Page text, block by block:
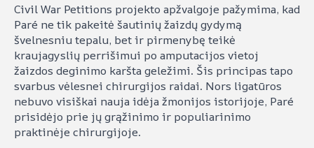
Civil War Petitions projekto apžvalgoje pažymima, kad
Paré ne tik pakeitė šautinių žaizdų gydymą
švelnesniu tepalu, bet ir pirmenybę teikė
kraujagyslių perrišimui po amputacijos vietoj
žaizdos deginimo karšta geležimi. Šis principas tapo
svarbus vėlesnei chirurgijos raidai. Nors ligatūros
nebuvo visiškai nauja idėja žmonijos istorijoje, Paré
prisidėjo prie jų grąžinimo ir populiarinimo
praktinėje chirurgijoje.